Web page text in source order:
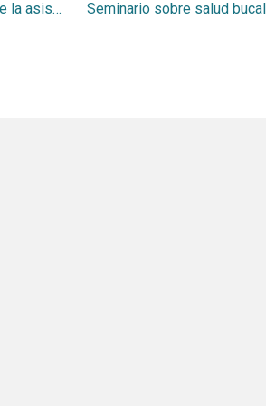
Algunos aspectos de la asistencia odontológica quirúrgica en la mujer embarazada Seminario sobre salud bucal